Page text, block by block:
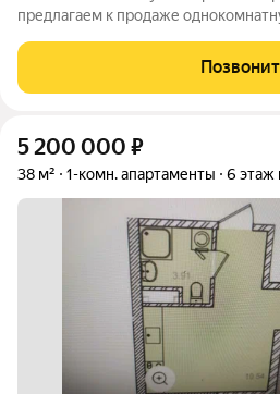
предлагаем к продаже
жилого дома. Эта квартира
удобство!В квартире одна
5 200 000 ₽
38 м² 1-комн. апартаменты 6 этаж